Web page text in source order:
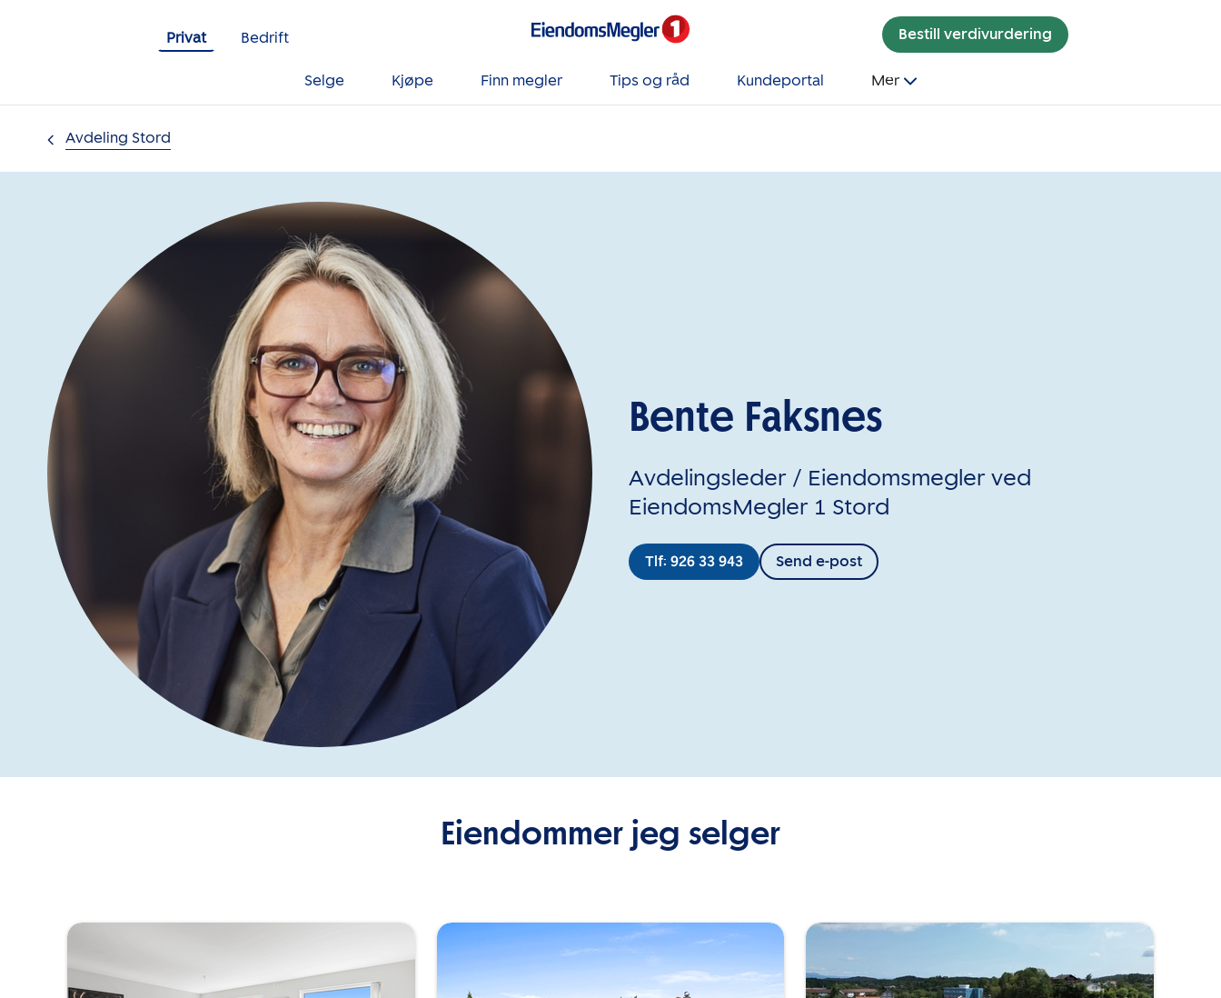
Privat
Bedrift Bestill verdivurdering
Selge Kjøpe Finn megler Tips og råd Kundeportal Mer
Avdeling Stord
Bente Faksnes
Avdelingsleder / Eiendomsmegler ved
EiendomsMegler 1 Stord
Tlf: 926 33 943 Send e-post
Eiendommer jeg selger